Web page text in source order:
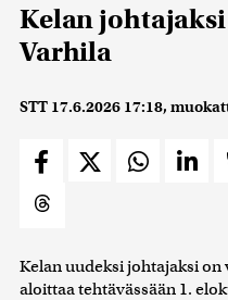
Kelan
Varhila
STT 17.6.2026 17:18,
Kelan uudeksi johtajaksi on
aloittaa tehtävässään 1.